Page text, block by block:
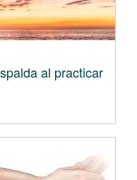
al practicar